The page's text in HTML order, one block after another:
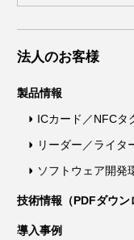
法人のお客様
製品情報
ICカード／NFCタ
リーダー／ライタ
ソフトウェア開発
技術情報（PDFダウン
導入事例